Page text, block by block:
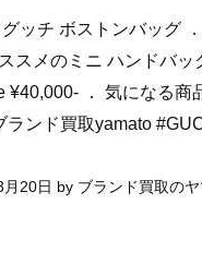
ッチ ボストンバッグ
スメのミニ ハンドバ
¥40,000- ． 気になる
ランド買取yamato
20日 by ブランド買取のヤ